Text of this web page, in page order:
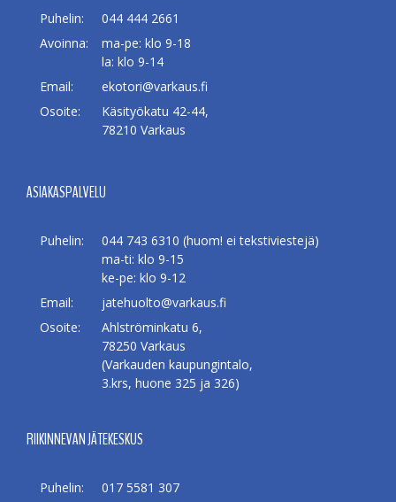
Puhelin:
044 444 2661
Avoinna:
ma-pe: klo 9-18
la: klo 9-14
Email:
ekotori@varkaus.fi
Osoite:
Käsityökatu 42-44,
78210 Varkaus
ASIAKASPALVELU
Puhelin:
044 743 6310 (huom! ei tekstiviestejä)
ma-ti: klo 9-15
ke-pe: klo 9-12
Email:
jatehuolto@varkaus.fi
Osoite:
Ahlströminkatu 6,
78250 Varkaus
(Varkauden kaupungintalo,
3.krs, huone 325 ja 326)
RIIKINNEVAN JÄTEKESKUS
Puhelin:
017 5581 307